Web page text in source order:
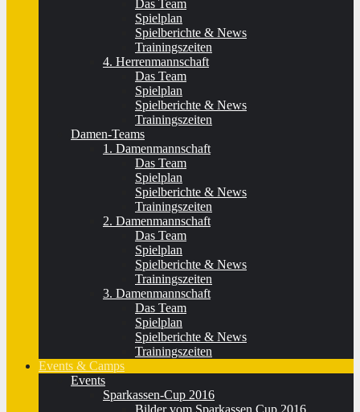
Das Team
Spielplan
Spielberichte & News
Trainingszeiten
4. Herrenmannschaft
Das Team
Spielplan
Spielberichte & News
Trainingszeiten
Damen-Teams
1. Damenmannschaft
Das Team
Spielplan
Spielberichte & News
Trainingszeiten
2. Damenmannschaft
Das Team
Spielplan
Spielberichte & News
Trainingszeiten
3. Damenmannschaft
Das Team
Spielplan
Spielberichte & News
Trainingszeiten
Events & Camps
Events
Sparkassen-Cup 2016
Bilder vom Sparkassen Cup 2016